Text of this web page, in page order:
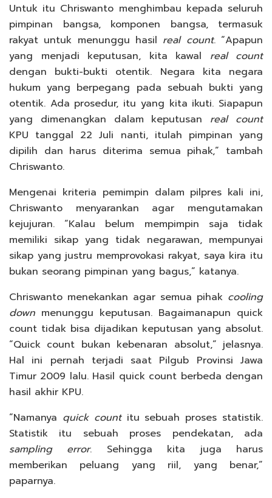
Untuk itu Chriswanto menghimbau kepada seluruh
pimpinan bangsa, komponen bangsa, termasuk
rakyat untuk menunggu hasil real count. “Apapun
yang menjadi keputusan, kita kawal real
count
dengan bukti-bukti otentik. Negara kita negara
hukum yang berpegang pada sebuah bukti yang
otentik. Ada prosedur, itu yang kita ikuti. Siapapun
yang dimenangkan dalam keputusan real count
KPU tanggal 22 Juli nanti, itulah pimpinan yang
dipilih dan harus diterima semua pihak,” tambah
Chriswanto.
Mengenai kriteria pemimpin dalam pilpres kali ini,
Chriswanto menyarankan agar mengutamakan
kejujuran. “Kalau belum mempimpin saja tidak
memiliki sikap yang tidak negarawan, mempunyai
sikap yang justru memprovokasi rakyat, saya kira itu
bukan seorang pimpinan yang bagus,” katanya.
Chriswanto menekankan agar semua pihak cooling
down menunggu keputusan. Bagaimanapun quick
count tidak bisa dijadikan keputusan yang absolut.
“Quick count bukan kebenaran absolut,” jelasnya.
Hal ini pernah terjadi saat Pilgub Provinsi Jawa
Timur 2009 lalu. Hasil quick count berbeda dengan
hasil akhir KPU.
“Namanya quick countitu sebuah proses statistik.
Statistik itu sebuah proses pendekatan, ada
sampling
error. Sehingga kita juga harus
memberikan peluang yang riil, yang benar,”
paparnya.